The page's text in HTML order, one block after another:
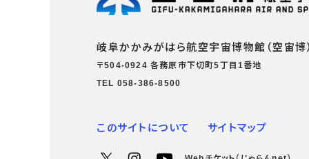
岐阜かかみがはら航空宇宙博物館（空宙博
〒504-0924 各務原市下切町5丁目1番地
TEL 058-386-8500
このサイトについて サイトマップ